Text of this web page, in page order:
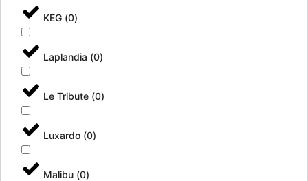
KEG (0)
Laplandia (0)
Le Tribute (0)
Luxardo (0)
Malibu (0)